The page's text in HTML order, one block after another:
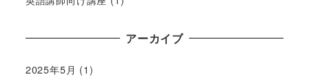
アーカイブ
2025年5月 (1)